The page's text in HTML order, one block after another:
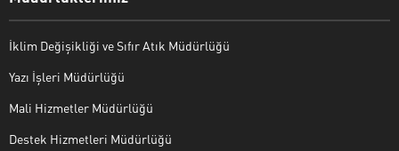
İklim Değişikliği ve Sıfır Atık Müdürlüğü
Yazı İşleri Müdürlüğü
Mali Hizmetler Müdürlüğü
Destek Hizmetleri Müdürlüğü